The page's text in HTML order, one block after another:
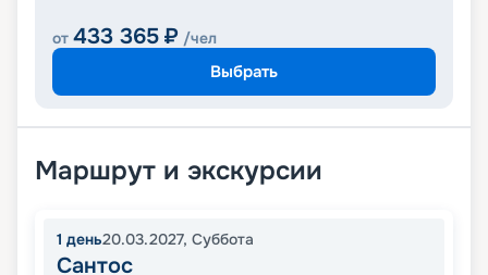
от 433 365 ₽ /чел
Выбрать
Маршрут и экскурсии
1 день20.03.2027, Суббота
Сантос